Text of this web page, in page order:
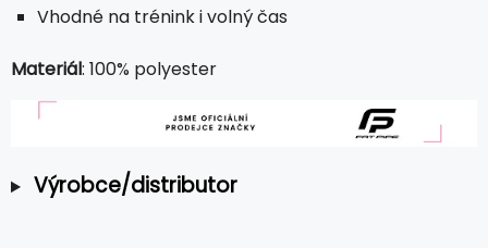
Vhodné na trénink i volný čas
Materiál: 100% polyester
Výrobce/distributor